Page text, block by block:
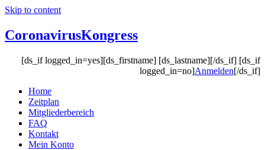
Skip to content
CoronavirusKongress
[ds_if logged_in=yes][ds_firstname] [ds_lastname][/ds_if] [ds_if
logged_in=no]Anmelden[/ds_if]
Home
Zeitplan
Mitgliederbereich
FAQ
Kontakt
Mein Konto